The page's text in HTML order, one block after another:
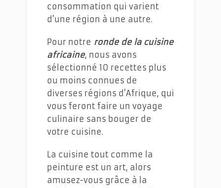
consommation qui varient
d’une région à une autre.
Pour notre ronde de la cuisine
africaine, nous avons
sélectionné 10 recettes plus
ou moins connues de
diverses régions d’Afrique, qui
vous feront faire un voyage
culinaire sans bouger de
votre cuisine.
La cuisine tout comme la
peinture est un art, alors
amusez-vous grâce à la